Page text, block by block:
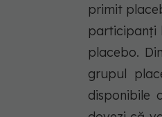
primit
participanți
placebo.
grupul
disponibile